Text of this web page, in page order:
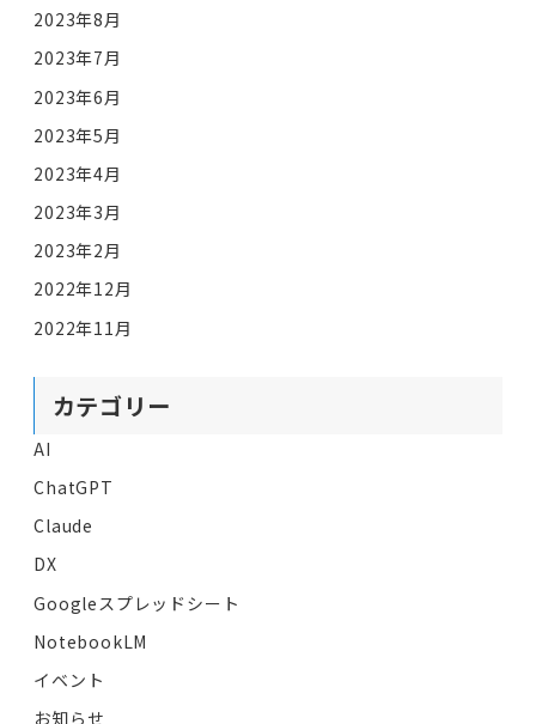
2023年8月
2023年7月
2023年6月
2023年5月
2023年4月
2023年3月
2023年2月
2022年12月
2022年11月
カテゴリー
AI
ChatGPT
Claude
DX
Googleスプレッドシート
NotebookLM
イベント
お知らせ